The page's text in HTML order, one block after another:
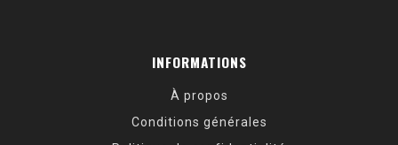
INFORMATIONS
À propos
Conditions générales